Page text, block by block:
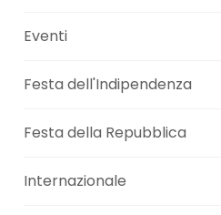
Eventi
Festa dell'Indipendenza
Festa della Repubblica
Internazionale